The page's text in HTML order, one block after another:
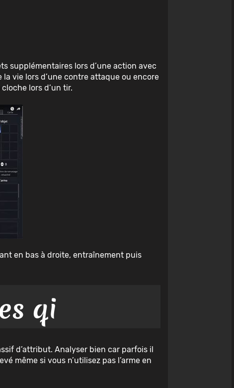
supplémentaires lors d’une action avec
vie lors d’une contre attaque ou encore
lors d’un tir.
en bas à droite, entraînement puis
qi
d’attribut. Analyser bien car parfois il
même si vous n’utilisez pas l’arme en